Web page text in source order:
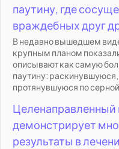
паутину, где
враждебных друг
В недавно вышедшем
крупным планом
описывают как самую
паутину:
протянувшуюся по
Целенаправленный
демонстрирует
результаты в